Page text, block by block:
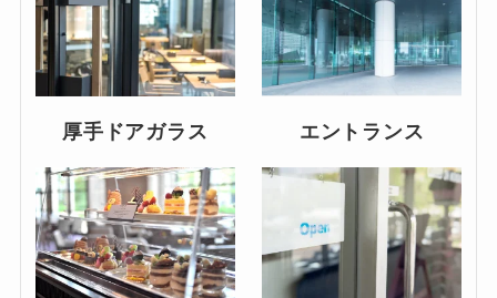
厚手ドアガラス エントランス